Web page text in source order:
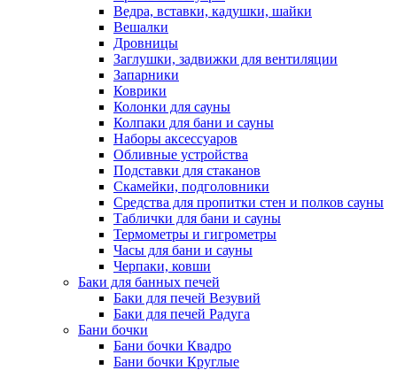
Ведра, вставки, кадушки, шайки
Вешалки
Дровницы
Заглушки, задвижки для вентиляции
Запарники
Коврики
Колонки для сауны
Колпаки для бани и сауны
Наборы аксессуаров
Обливные устройства
Подставки для стаканов
Скамейки, подголовники
Средства для пропитки стен и полков сауны
Таблички для бани и сауны
Термометры и гигрометры
Часы для бани и сауны
Черпаки, ковши
Баки для банных печей
Баки для печей Везувий
Баки для печей Радуга
Бани бочки
Бани бочки Квадро
Бани бочки Круглые